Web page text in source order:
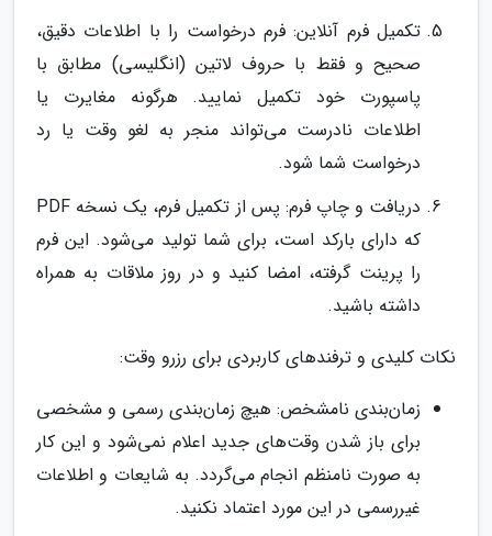
تکمیل فرم آنلاین: فرم درخواست را با اطلاعات دقیق،
صحیح و فقط با حروف لاتین (انگلیسی) مطابق با
پاسپورت خود تکمیل نمایید. هرگونه مغایرت یا
اطلاعات نادرست می‌تواند منجر به لغو وقت یا رد
درخواست شما شود.
دریافت و چاپ فرم: پس از تکمیل فرم، یک نسخه PDF
که دارای بارکد است، برای شما تولید می‌شود. این فرم
را پرینت گرفته، امضا کنید و در روز ملاقات به همراه
داشته باشید.
نکات کلیدی و ترفندهای کاربردی برای رزرو وقت:
زمان‌بندی نامشخص: هیچ زمان‌بندی رسمی و مشخصی
برای باز شدن وقت‌های جدید اعلام نمی‌شود و این کار
به صورت نامنظم انجام می‌گردد. به شایعات و اطلاعات
غیررسمی در این مورد اعتماد نکنید.